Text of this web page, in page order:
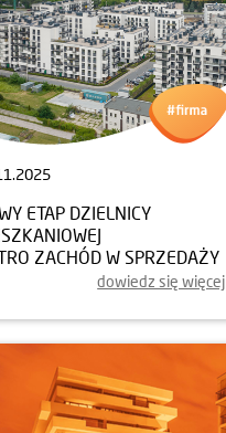
ETAP DZIELNICY
ZACHÓD W SPRZEDAŻY
dowiedz się więcej